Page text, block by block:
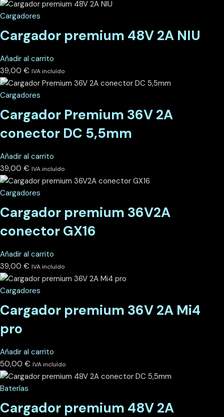
Cargadores
Cargador premium 48V 2A NIU
Añadir al carrito
39,00 € IVA incluído
Cargadores
Cargador Premium 36V 2A
conector DC 5,5mm
Añadir al carrito
39,00 € IVA incluído
Cargadores
Cargador premium 36V2A
conector GX16
Añadir al carrito
39,00 € IVA incluído
Cargadores
Cargador premium 36V 2A Mi4
pro
Añadir al carrito
50,00 € IVA incluído
Baterías
Cargador premium 48V 2A